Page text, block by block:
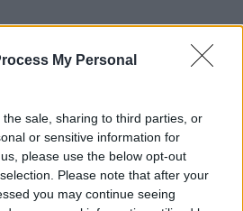
My Personal
sale, sharing to third parties, or
or sensitive information for
please use the below opt-out
Please note that after your
you may continue seeing
υποπόδιο
ή ζητήστε
τα πόδια στο έδαφος,